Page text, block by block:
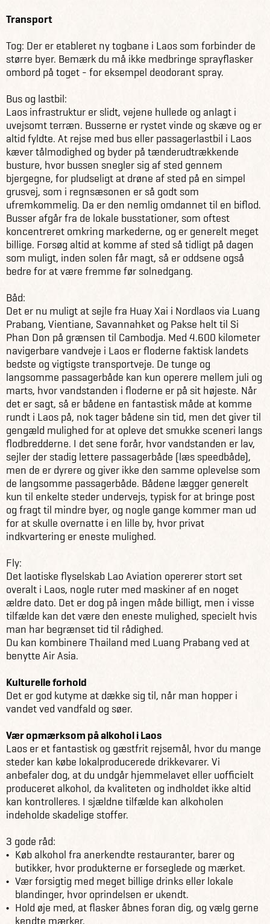
Transport
Tog: Der er etableret ny togbane i Laos som forbinder de
større byer. Bemærk du må ikke medbringe sprayflasker
ombord på toget - for eksempel deodorant spray.
Bus og lastbil:
Laos infrastruktur er slidt, vejene hullede og anlagt i
uvejsomt terræn. Busserne er rystet vinde og skæve og er
altid fyldte. At rejse med bus eller passagerlastbil i Laos
kæver tålmodighed og byder på tænderudtrækkende
busture, hvor bussen snegler sig af sted gennem
bjergegne, for pludseligt at drøne af sted på en simpel
grusvej, som i regnsæsonen er så godt som
ufremkommelig. Da er den nemlig omdannet til en biflod.
Busser afgår fra de lokale busstationer, som oftest
koncentreret omkring markederne, og er generelt meget
billige. Forsøg altid at komme af sted så tidligt på dagen
som muligt, inden solen får magt, så er oddsene også
bedre for at være fremme før solnedgang.
Båd:
Det er nu muligt at sejle fra Huay Xai i Nordlaos via Luang
Prabang, Vientiane, Savannahket og Pakse helt til Si
Phan Don på grænsen til Cambodja. Med 4.600 kilometer
navigerbare vandveje i Laos er floderne faktisk landets
bedste og vigtigste transportveje. De tunge og
langsomme passagerbåde kan kun operere mellem juli og
marts, hvor vandstanden i floderne er på sit højeste. Når
det er sagt, så er bådene en fantastisk måde at komme
rundt i Laos på, nok tager bådene sin tid, men det giver til
gengæld mulighed for at opleve det smukke sceneri langs
flodbredderne. I det sene forår, hvor vandstanden er lav,
sejler der stadig lettere passagerbåde (læs speedbåde),
men de er dyrere og giver ikke den samme oplevelse som
de langsomme passagerbåde. Bådene lægger generelt
kun til enkelte steder undervejs, typisk for at bringe post
og fragt til mindre byer, og nogle gange kommer man ud
for at skulle overnatte i en lille by, hvor privat
indkvartering er eneste mulighed.
Fly:
Det laotiske flyselskab Lao Aviation opererer stort set
overalt i Laos, nogle ruter med maskiner af en noget
ældre dato. Det er dog på ingen måde billigt, men i visse
tilfælde kan det være den eneste mulighed, specielt hvis
man har begrænset tid til rådighed.
Du kan kombinere Thailand med Luang Prabang ved at
benytte Air Asia.
Kulturelle forhold
Det er god kutyme at dække sig til, når man hopper i
vandet ved vandfald og søer.
Vær opmærksom på alkohol i Laos
Laos er et fantastisk og gæstfrit rejsemål, hvor du mange
steder kan købe lokalproducerede drikkevarer. Vi
anbefaler dog, at du undgår hjemmelavet eller uofficielt
produceret alkohol, da kvaliteten og indholdet ikke altid
kan kontrolleres. I sjældne tilfælde kan alkoholen
indeholde skadelige stoffer.
3 gode råd:
Køb alkohol fra anerkendte restauranter, barer og
butikker, hvor produkterne er forseglede og mærket.
Vær forsigtig med meget billige drinks eller lokale
blandinger, hvor oprindelsen er ukendt.
Hold øje med, at flasker åbnes foran dig, og vælg gerne
kendte mærker.